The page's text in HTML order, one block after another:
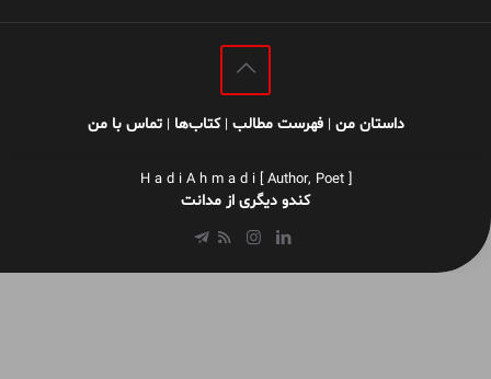
داستان من |فهرست مطالب |کتاب‌ها |تماس با من
H a d i A h m a d i [ Author, Poet ]
کندو دیگری از مدانت